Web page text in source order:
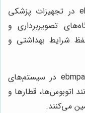
فن‌های ebmpapst در تجهیزات پزشکی
تصویربرداری و
شرایط بهداشتی و
فن‌های ebmpapst در سیستم‌های
اتوبوس‌ها، قطارها و
می‌کنند.